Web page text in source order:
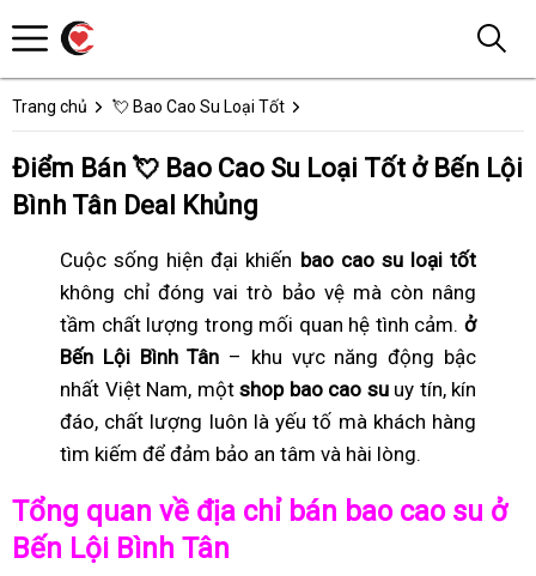
Trang chủ 💘 Bao Cao Su Loại Tốt
Điểm Bán 💘 Bao Cao Su Loại Tốt ở Bến Lội
Bình Tân Deal Khủng
Cuộc sống hiện đại khiến bao cao su loại tốt
không chỉ đóng vai trò bảo vệ mà còn nâng
tầm chất lượng trong mối quan hệ tình cảm. ở
Bến Lội Bình Tân – khu vực năng động bậc
nhất Việt Nam, một shop bao cao suuy tín, kín
đáo, chất lượng luôn là yếu tố mà khách hàng
tìm kiếm để đảm bảo an tâm và hài lòng.
Tổng quan về địa chỉ bán bao cao su ở
Bến Lội Bình Tân